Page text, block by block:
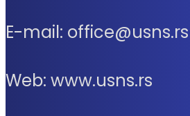
E-mail: office@usns.rs
Web: www.usns.rs